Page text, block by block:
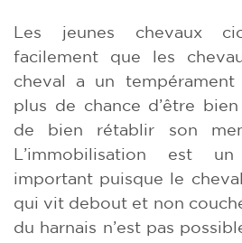
Les jeunes chevaux
facilement que les
cheval a un tempérament
plus de chance d’être
de bien rétablir son
L’immobilisation est
important puisque le
qui vit debout et non
du harnais n’est pas